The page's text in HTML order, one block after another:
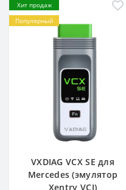
Хит продаж
Популярный
VXDIAG VCX SE для
Mercedes (эмулятор
Xentry VCI)